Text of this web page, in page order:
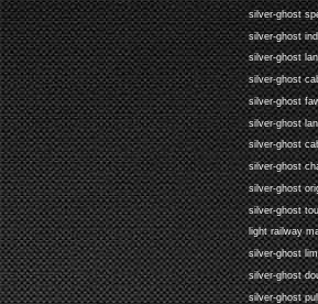
silver-ghost
silver-ghost
silver-ghost
silver-ghost
silver-ghost
silver-ghost
silver-ghost
silver-ghost
silver-ghost
silver-ghost
light railway
silver-ghost
silver-ghost
silver-ghost